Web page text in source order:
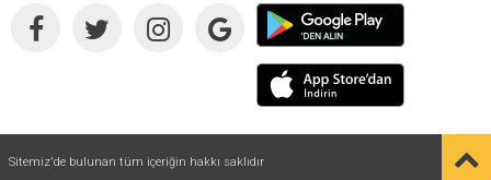
Sitemiz'de bulunan tüm içeriğin hakkı saklıdır